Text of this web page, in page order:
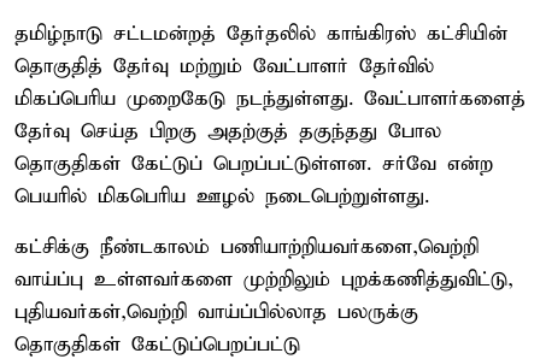
தமிழ்நாடு சட்டமன்றத் தேர்தலில் காங்கிரஸ் கட்சியின்
தொகுதித் தேர்வு மற்றும் வேட்பாளர் தேர்வில்
மிகப்பெரிய முறைகேடு நடந்துள்ளது. வேட்பாளர்களைத்
தேர்வு செய்த பிறகு அதற்குத் தகுந்தது போல
தொகுதிகள் கேட்டுப் பெறப்பட்டுள்ளன. சர்வே என்ற
பெயரில் மிகபெரிய ஊழல் நடைபெற்றுள்ளது.
கட்சிக்கு நீண்டகாலம் பணியாற்றியவர்களை,வெற்றி
வாய்ப்பு உள்ளவர்களை முற்றிலும் புறக்கணித்துவிட்டு,
புதியவர்கள்,வெற்றி வாய்ப்பில்லாத பலருக்கு
தொகுதிகள் கேட்டுப்பெறப்பட்டு